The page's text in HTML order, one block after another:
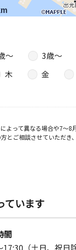
〜
3歳〜
木
金
って異なる場合や7～8
とご相談させていただき
ています
間
17:30（土日、祝日